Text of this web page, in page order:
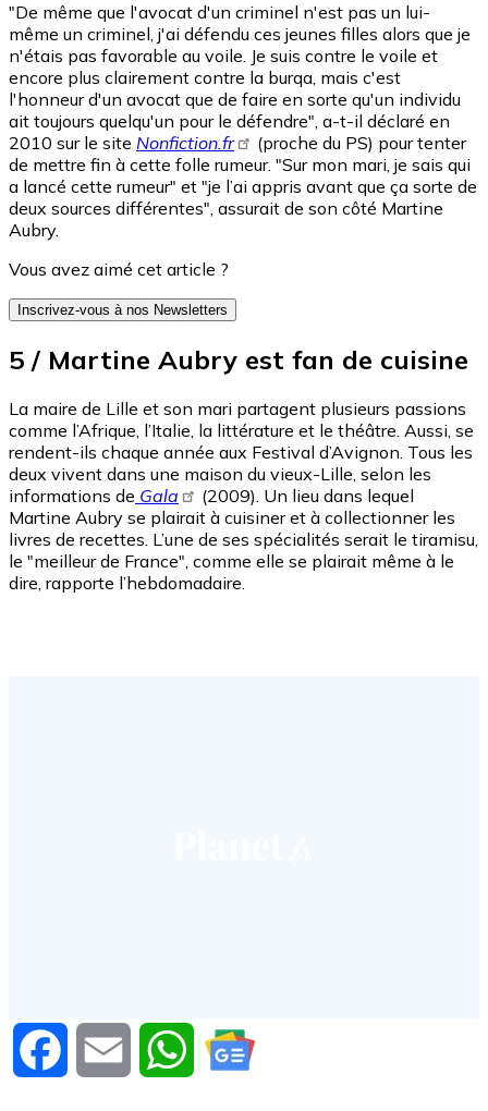
"De même que l'avocat d'un criminel n'est pas un lui-
même un criminel, j'ai défendu ces jeunes filles alors que je
n'étais pas favorable au voile. Je suis contre le voile et
encore plus clairement contre la burqa, mais c'est
l'honneur d'un avocat que de faire en sorte qu'un individu
ait toujours quelqu'un pour le défendre", a-t-il déclaré en
2010 sur le site Nonfiction.fr
(proche du PS) pour tenter
de mettre fin à cette folle rumeur. "Sur mon mari, je sais qui
a lancé cette rumeur" et "je l’ai appris avant que ça sorte de
deux sources différentes", assurait de son côté Martine
Aubry.
Vous avez aimé cet article ?
Inscrivez-vous à nos Newsletters
5 / Martine Aubry est fan de cuisine
La maire de Lille et son mari partagent plusieurs passions
comme l’Afrique, l’Italie, la littérature et le théâtre. Aussi, se
rendent-ils chaque année aux Festival d’Avignon. Tous les
deux vivent dans une maison du vieux-Lille, selon les
informations de Gala
(2009). Un lieu dans lequel
Martine Aubry se plairait à cuisiner et à collectionner les
livres de recettes. L’une de ses spécialités serait le tiramisu,
le "meilleur de France", comme elle se plairait même à le
dire, rapporte l’hebdomadaire.
Facebook Email WhatsApp